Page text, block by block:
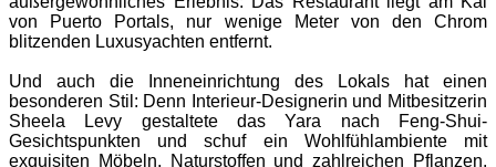
von Puerto Portals, nur wenige Meter von den Chrom
blitzenden Luxusyachten entfernt.
Und auch die Inneneinrichtung des Lokals hat einen
besonderen Stil: Denn Interieur-Designerin und Mitbesitzerin
Sheela Levy gestaltete das Yara nach Feng-Shui-
Gesichtspunkten und schuf ein Wohlfühlambiente mit
exquisiten Möbeln, Naturstoffen und zahlreichen Pflanzen.